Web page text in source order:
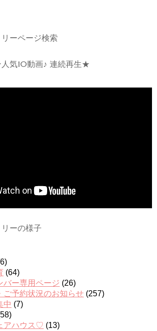
ーページ検索
気10動画♪ 連続再生★
ーの様子
(64)
ー専用ページ (26)
ご予約状況のお知らせ (257)
中 (7)
アハウス♡ (13)